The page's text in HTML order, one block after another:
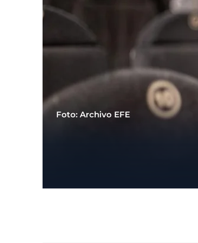
Foto: Archivo EFE